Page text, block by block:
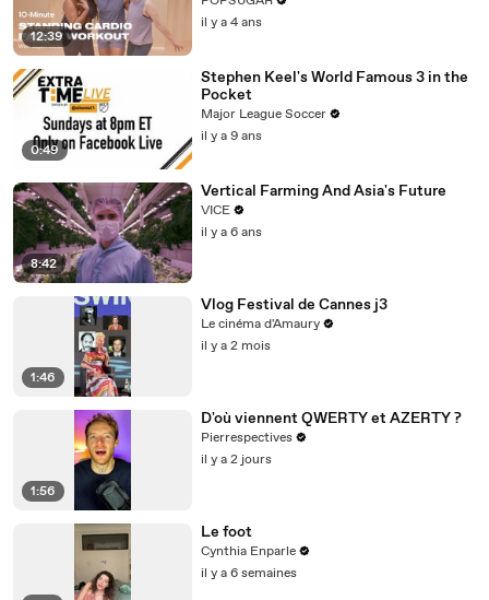
12:39
il y a 4 ans
0:49
Stephen Keel's World Famous 3 in the
Pocket
Major League Soccer
il y a 9 ans
8:42
Vertical Farming And Asia's Future
VICE
il y a 6 ans
1:46
Vlog Festival de Cannes j3
Le cinéma d'Amaury
il y a 2 mois
1:56
D'où viennent QWERTY et AZERTY ?
Pierrespectives
il y a 2 jours
Le foot
Cynthia Enparle
il y a 6 semaines